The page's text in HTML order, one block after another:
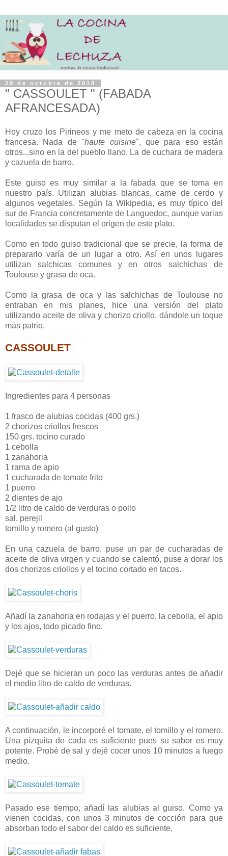
29 de octubre de 2010
" CASSOULET " (FABADA
AFRANCESADA)
Hoy cruzo los Pirineos y me meto de cabeza en la cocina
francesa. Nada de "haute cuisine", que para eso están
otros...sino en la del pueblo llano. La de cuchara de madera
y cazuela de barro.
Este guiso es muy similar a la fabada que se toma en
nuestro país. Utilizan alubias blancas, carne de cerdo y
algunos vegetales. Según la Wikipedia, es muy típico del
sur de Francia concretamente de Languedoc, aunque varias
localidades se disputan el origen de este plato.
Como en todo guiso tradicional que se precie, la forma de
prepararlo varía de un lugar a otro. Así en unos lugares
utilizan salchicas comunes y en otros salchichas de
Toulouse y grasa de oca.
Como la grasa de oca y las salchichas de Toulouse no
entraban en mis planes, hice una versión del plato
utilizando aceite de oliva y chorizo criollo, dándole un toque
más patrio.
CASSOULET
Ingredientes para 4 personas
1 frasco de alubias cocidas (400 grs.)
2 chorizos criollos frescos
150 grs. tocino curado
1 cebolla
1 zanahoria
1 rama de apio
1 cucharada de tomate frito
1 puerro
2 dientes de ajo
1/2 litro de caldo de verduras o pollo
sal, perejil
tomillo y romero (al gusto)
En una cazuela de barro, puse un par de cucharadas de
aceite de oliva virgen y cuando se calentó, puse a dorar los
dos chorizos criollos y el tocino cortado en tacos.
Añadí la zanahoria en rodajas y el puerro, la cebolla, el apio
y los ajos, todo picado fino.
Dejé que se hicieran un poco las verduras antes de añadir
el medio litro de caldo de verduras.
A continuación, le incorporé el tomate, el tomillo y el romero.
Una pizquita de cada es suficiente pues su sabor es muy
potente. Probé de sal y dejé cocer unos 10 minutos a fuego
medio.
Pasado ese tiempo, añadí las alubias al guiso. Como ya
vienen cocidas, con unos 3 minutos de cocción para que
absorban todo el sabor del caldo es suficiente.